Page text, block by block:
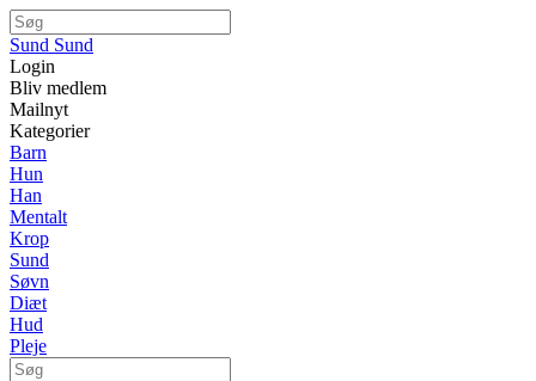
Sund Sund
Login
Bliv medlem
Mailnyt
Kategorier
Barn
Hun
Han
Mentalt
Krop
Sund
Søvn
Diæt
Hud
Pleje